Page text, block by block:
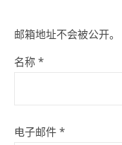
邮箱地址不会被公开。
名称 *
电子邮件 *